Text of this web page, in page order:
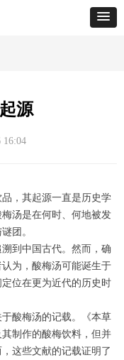
源
，其起源一直是历史学
汤是在何时、何地被发
团。
到中国古代。然而，确
为，酸梅汤可能诞生于
位在更为近代的历史时
酸梅汤的记载。《本草
制作的酸梅饮料，但并
这些文献的记载证明了
16:04